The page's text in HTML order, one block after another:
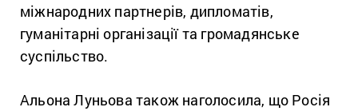
міжнародних партнерів, дипломатів,
гуманітарні організації та громадянське
суспільство.
Альона Луньова також наголосила, що Росія